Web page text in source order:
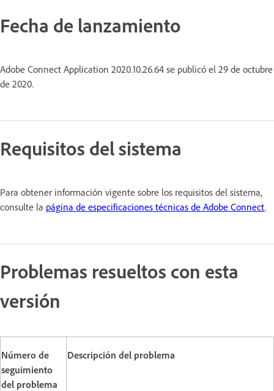
Fecha de lanzamiento
Adobe Connect Application 2020.10.26.64 se publicó el 29 de octubre
de 2020.
Requisitos del sistema
Para obtener información vigente sobre los requisitos del sistema,
consulte la página de especificaciones técnicas de Adobe Connect.
Problemas resueltos con esta
versión
Número de
seguimiento
del problema
Descripción del problema